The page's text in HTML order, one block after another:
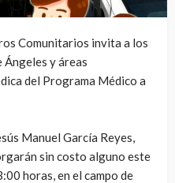
Comunitarios invita a los
Ángeles y áreas
del Programa Médico a
Manuel García Reyes,
sin costo alguno este
horas, en el campo de